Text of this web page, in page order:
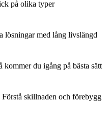
på olika typer
lösningar med lång livslängd
du igång på bästa sätt
skillnaden och förebygg